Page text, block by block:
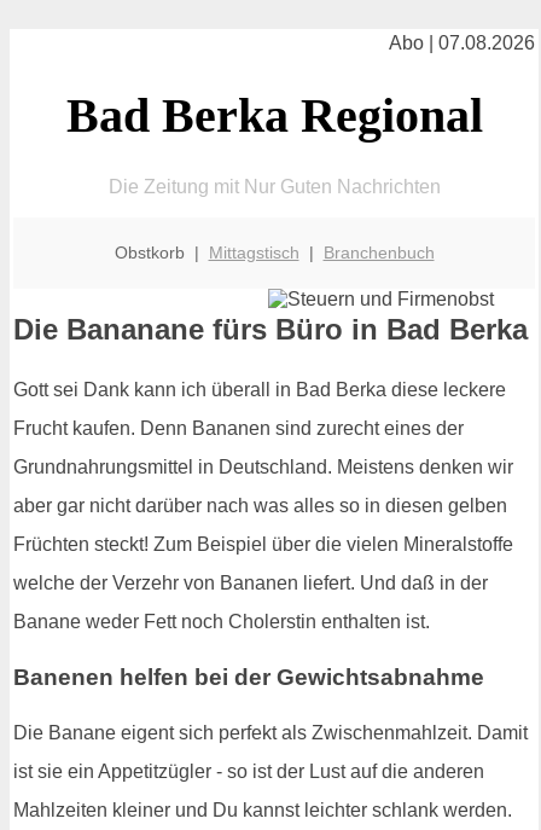
Abo | 07.08.2026
Bad Berka Regional
Die Zeitung mit Nur Guten Nachrichten
Obstkorb | Mittagstisch | Branchenbuch
Die Bananane fürs Büro in Bad Berka
Gott sei Dank kann ich überall in Bad Berka diese leckere
Frucht kaufen. Denn Bananen sind zurecht eines der
Grundnahrungsmittel in Deutschland. Meistens denken wir
aber gar nicht darüber nach was alles so in diesen gelben
Früchten steckt! Zum Beispiel über die vielen Mineralstoffe
welche der Verzehr von Bananen liefert. Und daß in der
Banane weder Fett noch Cholerstin enthalten ist.
Banenen helfen bei der Gewichtsabnahme
Die Banane eigent sich perfekt als Zwischenmahlzeit. Damit
ist sie ein Appetitzügler - so ist der Lust auf die anderen
Mahlzeiten kleiner und Du kannst leichter schlank werden.